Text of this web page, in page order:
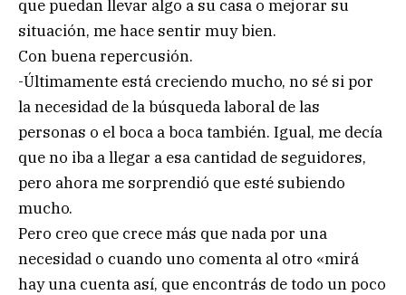
que puedan llevar algo a su casa o mejorar su
situación, me hace sentir muy bien.
Con buena repercusión.
-Últimamente está creciendo mucho, no sé si por
la necesidad de la búsqueda laboral de las
personas o el boca a boca también. Igual, me decía
que no iba a llegar a esa cantidad de seguidores,
pero ahora me sorprendió que esté subiendo
mucho.
Pero creo que crece más que nada por una
necesidad o cuando uno comenta al otro «mirá
hay una cuenta así, que encontrás de todo un poco